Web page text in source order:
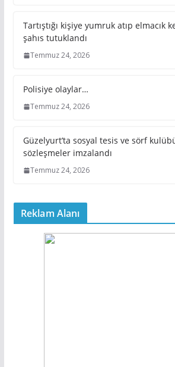
Tartıştığı kişiye yumruk atıp elmacık
şahıs tutuklandı
Temmuz 24, 2026
Polisiye olaylar…
Temmuz 24, 2026
Güzelyurt’ta sosyal tesis ve sörf
sözleşmeler imzalandı
Temmuz 24, 2026
Reklam Alanı